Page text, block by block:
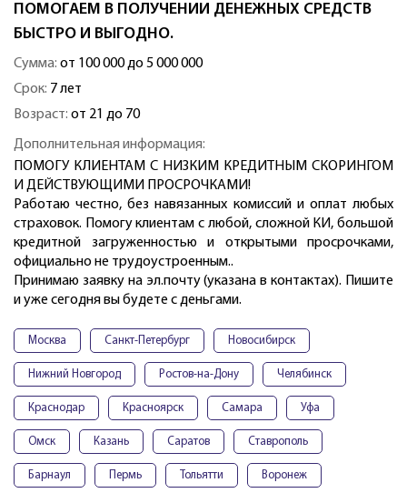
ПОМОГАЕМ В ПОЛУЧЕНИИ ДЕНЕЖНЫХ СРЕДСТВ
БЫСТРО И ВЫГОДНО.
Сумма: от 100 000 до 5 000 000
Срок: 7 лет
Возраст: от 21 до 70
Дополнительная информация:
ПОМОГУ КЛИЕНТАМ С НИЗКИМ КРЕДИТНЫМ СКОРИНГОМ
И ДЕЙСТВУЮЩИМИ ПРОСРОЧКАМИ!
Работаю честно, без навязанных комиссий и оплат любых
страховок. Помогу клиентам с любой, сложной КИ, большой
кредитной загруженностью и открытыми просрочками,
официально не трудоустроенным..
Принимаю заявку на эл.почту (указана в контактах). Пишите
и уже сегодня вы будете с деньгами.
Москва Санкт-Петербург Новосибирск
Нижний Новгород Ростов-на-Дону Челябинск
Краснодар Красноярск Самара Уфа
Омск Казань Саратов Ставрополь
Барнаул Пермь Тольятти Воронеж